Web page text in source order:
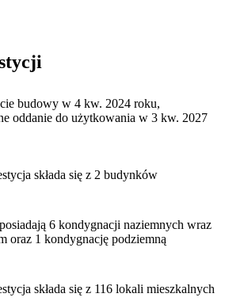
budowy w 4 kw. 2024 roku,
oddanie do użytkowania w 3 kw. 2027
składa się z 2 budynków
6 kondygnacji naziemnych wraz
oraz 1 kondygnację podziemną
składa się z 116 lokali mieszkalnych